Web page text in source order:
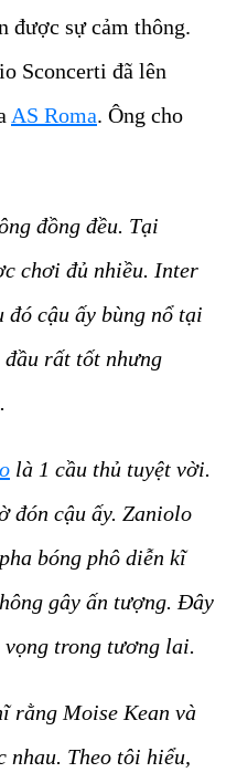
được sự cảm thông.
Sconcerti đã lên
AS Roma. Ông cho
đồng đều. Tại
chơi đủ nhiều. Inter
cậu ấy bùng nổ tại
đầu rất tốt nhưng
là 1 cầu thủ tuyệt vời.
đón cậu ấy. Zaniolo
bóng phô diễn kĩ
gây ấn tượng. Đây
trong tương lai.
rằng Moise Kean và
Theo tôi hiểu,